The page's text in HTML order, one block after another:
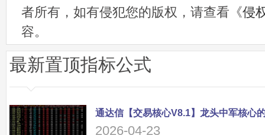
者所有，如有侵犯您的版权，请查看《侵
容。
最新置顶指标公式
2026-04-23